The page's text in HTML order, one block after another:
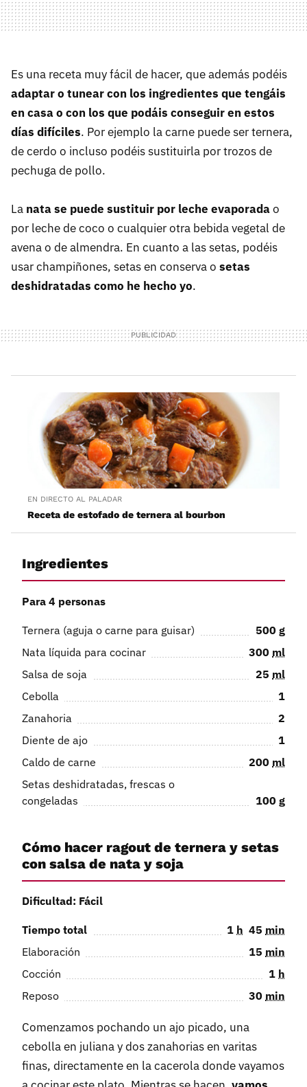
Es una receta muy fácil de hacer, que además podéis
adaptar o tunear con los ingredientes que tengáis
en casa o con los que podáis conseguir en estos
días difíciles. Por ejemplo la carne puede ser ternera,
de cerdo o incluso podéis sustituirla por trozos de
pechuga de pollo.
La nata se puede sustituir por leche evaporadao
por leche de coco o cualquier otra bebida vegetal de
avena o de almendra. En cuanto a las setas, podéis
usar champiñones, setas en conserva o setas
deshidratadas como he hecho yo.
EN DIRECTO AL PALADAR
Receta de estofado de ternera al bourbon
Ingredientes
Para 4 personas
Ternera (aguja o carne para guisar) 500 g
Nata líquida para cocinar
300 ml
Salsa de soja
25 ml
Cebolla
1
Zanahoria
2
Diente de ajo
1
Caldo de carne
200 ml
Setas deshidratadas, frescas o
congeladas
100 g
Cómo hacer ragout de ternera y setas
con salsa de nata y soja
Dificultad: Fácil
Tiempo total 1 h 45 min
Elaboración
15 min
Cocción
1 h
Reposo
30 min
Comenzamos pochando un ajo picado, una
cebolla en juliana y dos zanahorias en varitas
finas, directamente en la cacerola donde vayamos